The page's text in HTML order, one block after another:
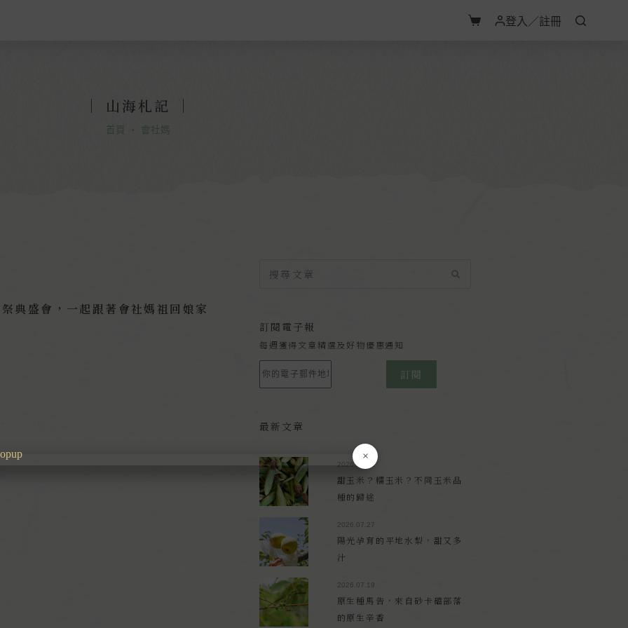
登入／註冊
｜ 山海札記 ｜
首頁 ・ 會社媽
典盛會，一起跟著會社媽祖回娘家
訂閱電子報
每週獲得文章精選及好物優惠通知
訂閱
最新文章
2026.08.03
甜玉米？糯玉米？不同玉米品
種的歸途
2026.07.27
陽光孕育的平地水梨，甜又多
汁
2026.07.19
原生種馬告，來自砂卡礑部落
的原生辛香
×